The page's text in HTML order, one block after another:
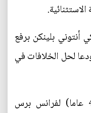
أنتوني بلينكن برفع
لحل الخلافات في
وقال المتظاهر لين جين-هوا (48 عاما) لفرانس برس